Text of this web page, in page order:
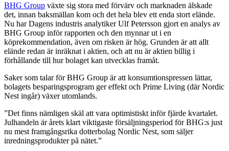
BHG Group växte sig stora med förvärv och marknaden älskade
det, innan baksmällan kom och det hela blev ett enda stort elände.
Nu har Dagens industris analytiker Ulf Petersson gjort en analys av
BHG Group inför rapporten och den mynnar ut i en
köprekommendation, även om risken är hög. Grunden är att allt
elände redan är inräknat i aktien, och att nu är aktien billig i
förhållande till hur bolaget kan utvecklas framåt.
Saker som talar för BHG Group är att konsumtionspressen lättar,
bolagets besparingsprogram ger effekt och Prime Living (där Nordic
Nest ingår) växer utomlands.
”Det finns nämligen skäl att vara optimistiskt inför fjärde kvartalet.
Julhandeln är årets klart viktigaste försäljningsperiod för BHG:s just
nu mest framgångsrika dotterbolag Nordic Nest, som säljer
inredningsprodukter på nätet.”